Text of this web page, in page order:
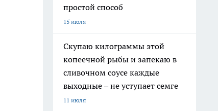
простой способ
15 июля
Скупаю килограммы этой
копеечной рыбы и запекаю в
сливочном соусе каждые
выходные – не уступает семге
11 июля